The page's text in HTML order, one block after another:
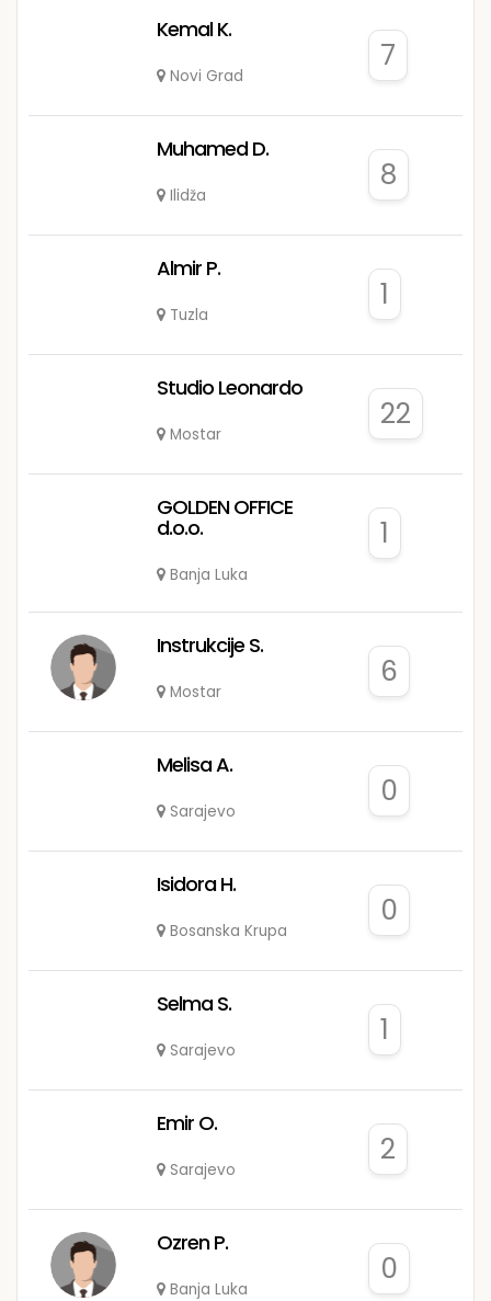
Kemal K.
Novi Grad
7
Muhamed D.
Ilidža
8
Almir P.
Tuzla
1
Studio Leonardo
Mostar
22
GOLDEN OFFICE
d.o.o.
Banja Luka
1
Instrukcije S.
Mostar
6
Melisa A.
Sarajevo
0
Isidora H.
Bosanska Krupa
0
Selma S.
Sarajevo
1
Emir O.
Sarajevo
2
Ozren P.
Banja Luka
0